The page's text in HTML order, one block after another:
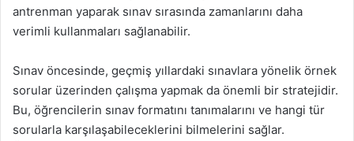
antrenman yaparak sınav sırasında zamanlarını daha
verimli kullanmaları sağlanabilir.
Sınav öncesinde, geçmiş yıllardaki sınavlara yönelik örnek
sorular üzerinden çalışma yapmak da önemli bir stratejidir.
Bu, öğrencilerin sınav formatını tanımalarını ve hangi tür
sorularla karşılaşabileceklerini bilmelerini sağlar.